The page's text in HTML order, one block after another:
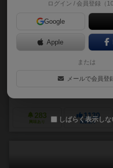
15分前後
袋から引いた恐竜コマをドラフト
恐竜のクローンを作り出すことに
ャーとなって、最も人気のある恐
ム。 ラウンド２が終了した時点で
ジアフイ・エヴァ・ガオ（
ボ
283
興味あり
1130
経験あり
ログイン / 会員登録（10
Google
Apple
または
メールで会員登
しばらく表示しな